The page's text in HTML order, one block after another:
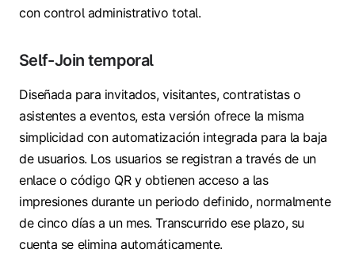
con control administrativo total.
Self-Join temporal
Diseñada para invitados, visitantes, contratistas o
asistentes a eventos, esta versión ofrece la misma
simplicidad con automatización integrada para la baja
de usuarios. Los usuarios se registran a través de un
enlace o código QR y obtienen acceso a las
impresiones durante un periodo definido, normalmente
de cinco días a un mes. Transcurrido ese plazo, su
cuenta se elimina automáticamente.